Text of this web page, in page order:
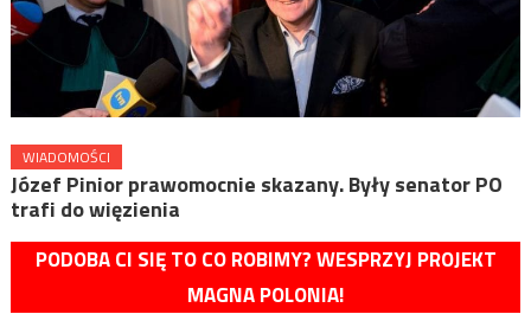
WIADOMOŚCI
Józef Pinior prawomocnie skazany. Były senator PO
trafi do więzienia
PODOBA CI SIĘ TO CO ROBIMY? WESPRZYJ PROJEKT
MAGNA POLONIA!